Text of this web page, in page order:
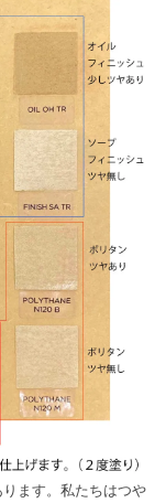
ます。私たちはつや